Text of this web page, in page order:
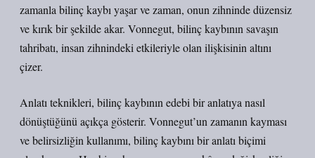
zamanla bilinç kaybı yaşar ve zaman, onun zihninde düzensiz
ve kırık bir şekilde akar. Vonnegut, bilinç kaybının savaşın
tahribatı, insan zihnindeki etkileriyle olan ilişkisinin altını
çizer.
Anlatı teknikleri, bilinç kaybının edebi bir anlatıya nasıl
dönüştüğünü açıkça gösterir. Vonnegut’un zamanın kayması
ve belirsizliğin kullanımı, bilinç kaybını bir anlatı biçimi